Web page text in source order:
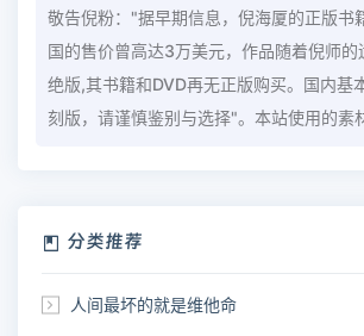
敬告倪粉："据早期信息，倪海厦的正版书
国的售价曾高达3万美元，作品随着倪师的
绝版,其书籍和DVD再无正版购买。国内基
刻版，请谨慎鉴别与选择"。本站使用的素
分类推荐
人间最坏的就是维他命